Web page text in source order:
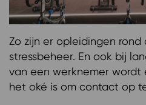
Zo zijn er opleidingen rond
stressbeheer. En ook bij
van een werknemer
het oké is om contact op